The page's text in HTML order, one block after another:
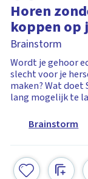
Horen
koppen op
Brainstorm
Wordt je gehoor
slecht voor je
maken? Wat doet
lang mogelijk te
Brainstorm